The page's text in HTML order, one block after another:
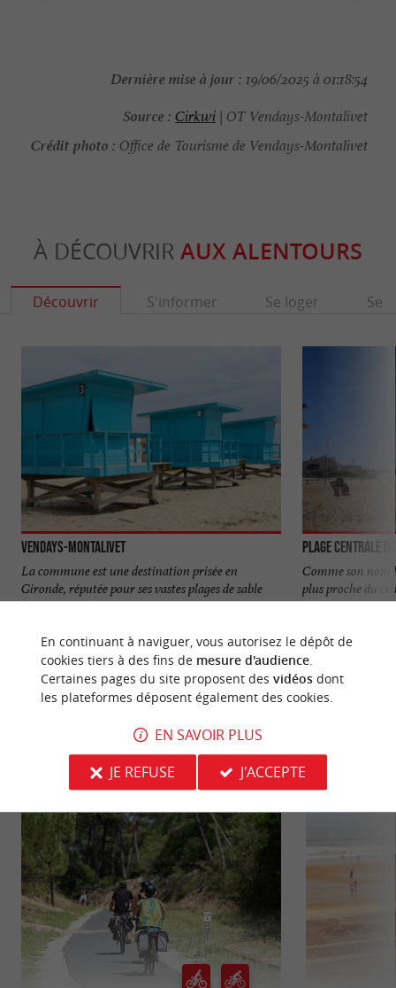
Dernière mise à jour : 19/06/2025 à 01:18:54
Source : Cirkwi | OT Vendays-Montalivet
Crédit photo : Office de Tourisme de Vendays-Montalivet
À DÉCOUVRIR AUX ALENTOURS
Découvrir S'informer Se loger Se
Vendays-Montalivet
La commune est une destination prisée en
Gironde, réputée pour ses vastes plages de sable
fin, ses forêts de ...
7,2 km - Vendays-Montalivet
Plage Centrale
Comme son nom
plus proche du
elle est ...
7,6 km -
VOUS AIMEREZAUSSI
En continuant à naviguer, vous autorisez le dépôt de
cookies tiers à des fins de mesure d'audience.
Certaines pages du site proposent des vidéosdont
les plateformes déposent également des cookies.
EN SAVOIR PLUS
JE REFUSE
J'ACCEPTE